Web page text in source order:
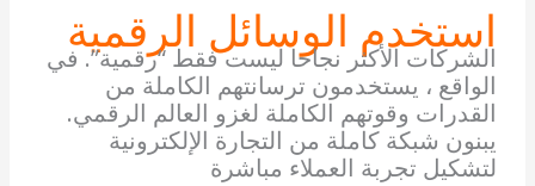
استخدم الوسائل الرقمية
الشركات الأكثر نجاحا ليست فقط “رقمية”. في
الواقع ، يستخدمون ترسانتهم الكاملة من
القدرات وقوتهم الكاملة لغزو العالم الرقمي.
يبنون شبكة كاملة من التجارة الإلكترونية
لتشكيل تجربة العملاء مباشرة